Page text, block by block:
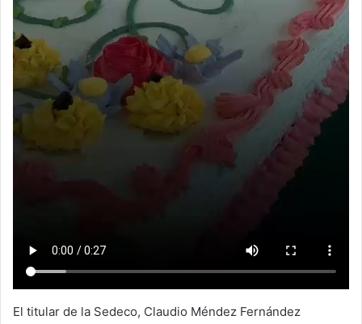
El titular de la Sedeco, Claudio Méndez Fernández